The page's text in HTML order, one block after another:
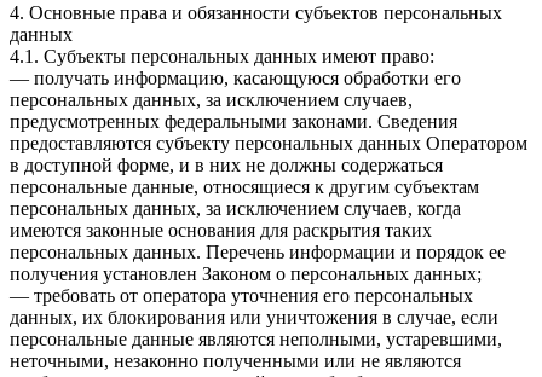
4. Основные права и обязанности субъектов персональных
данных
4.1. Субъекты персональных данных имеют право:
— получать информацию, касающуюся обработки его
персональных данных, за исключением случаев,
предусмотренных федеральными законами. Сведения
предоставляются субъекту персональных данных Оператором
в доступной форме, и в них не должны содержаться
персональные данные, относящиеся к другим субъектам
персональных данных, за исключением случаев, когда
имеются законные основания для раскрытия таких
персональных данных. Перечень информации и порядок ее
получения установлен Законом о персональных данных;
— требовать от оператора уточнения его персональных
данных, их блокирования или уничтожения в случае, если
персональные данные являются неполными, устаревшими,
неточными, незаконно полученными или не являются